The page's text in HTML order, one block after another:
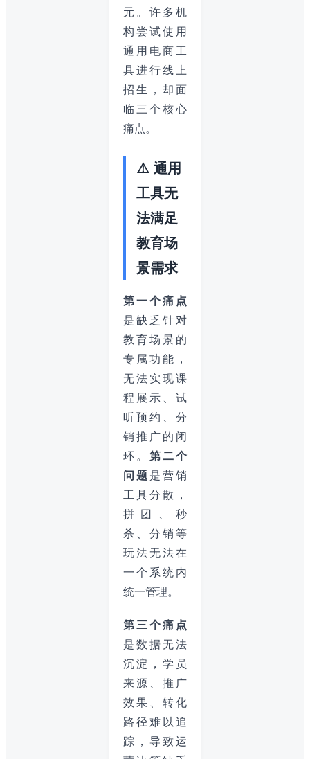
元。许多机
构尝试使用
通用电商工
具进行线上
招生，却面
临三个核心
痛点。
⚠️ 通用
工具无
法满足
教育场
景需求
第一个痛点
是缺乏针对
教育场景的
专属功能，
无法实现课
程展示、试
听预约、分
销推广的闭
环。 第二个
问题 是营销
工具分散，
拼团、秒
杀、分销等
玩法无法在
一个系统内
统一管理。
第三个痛点
是数据无法
沉淀，学员
来源、推广
效果、转化
路径难以追
踪，导致运